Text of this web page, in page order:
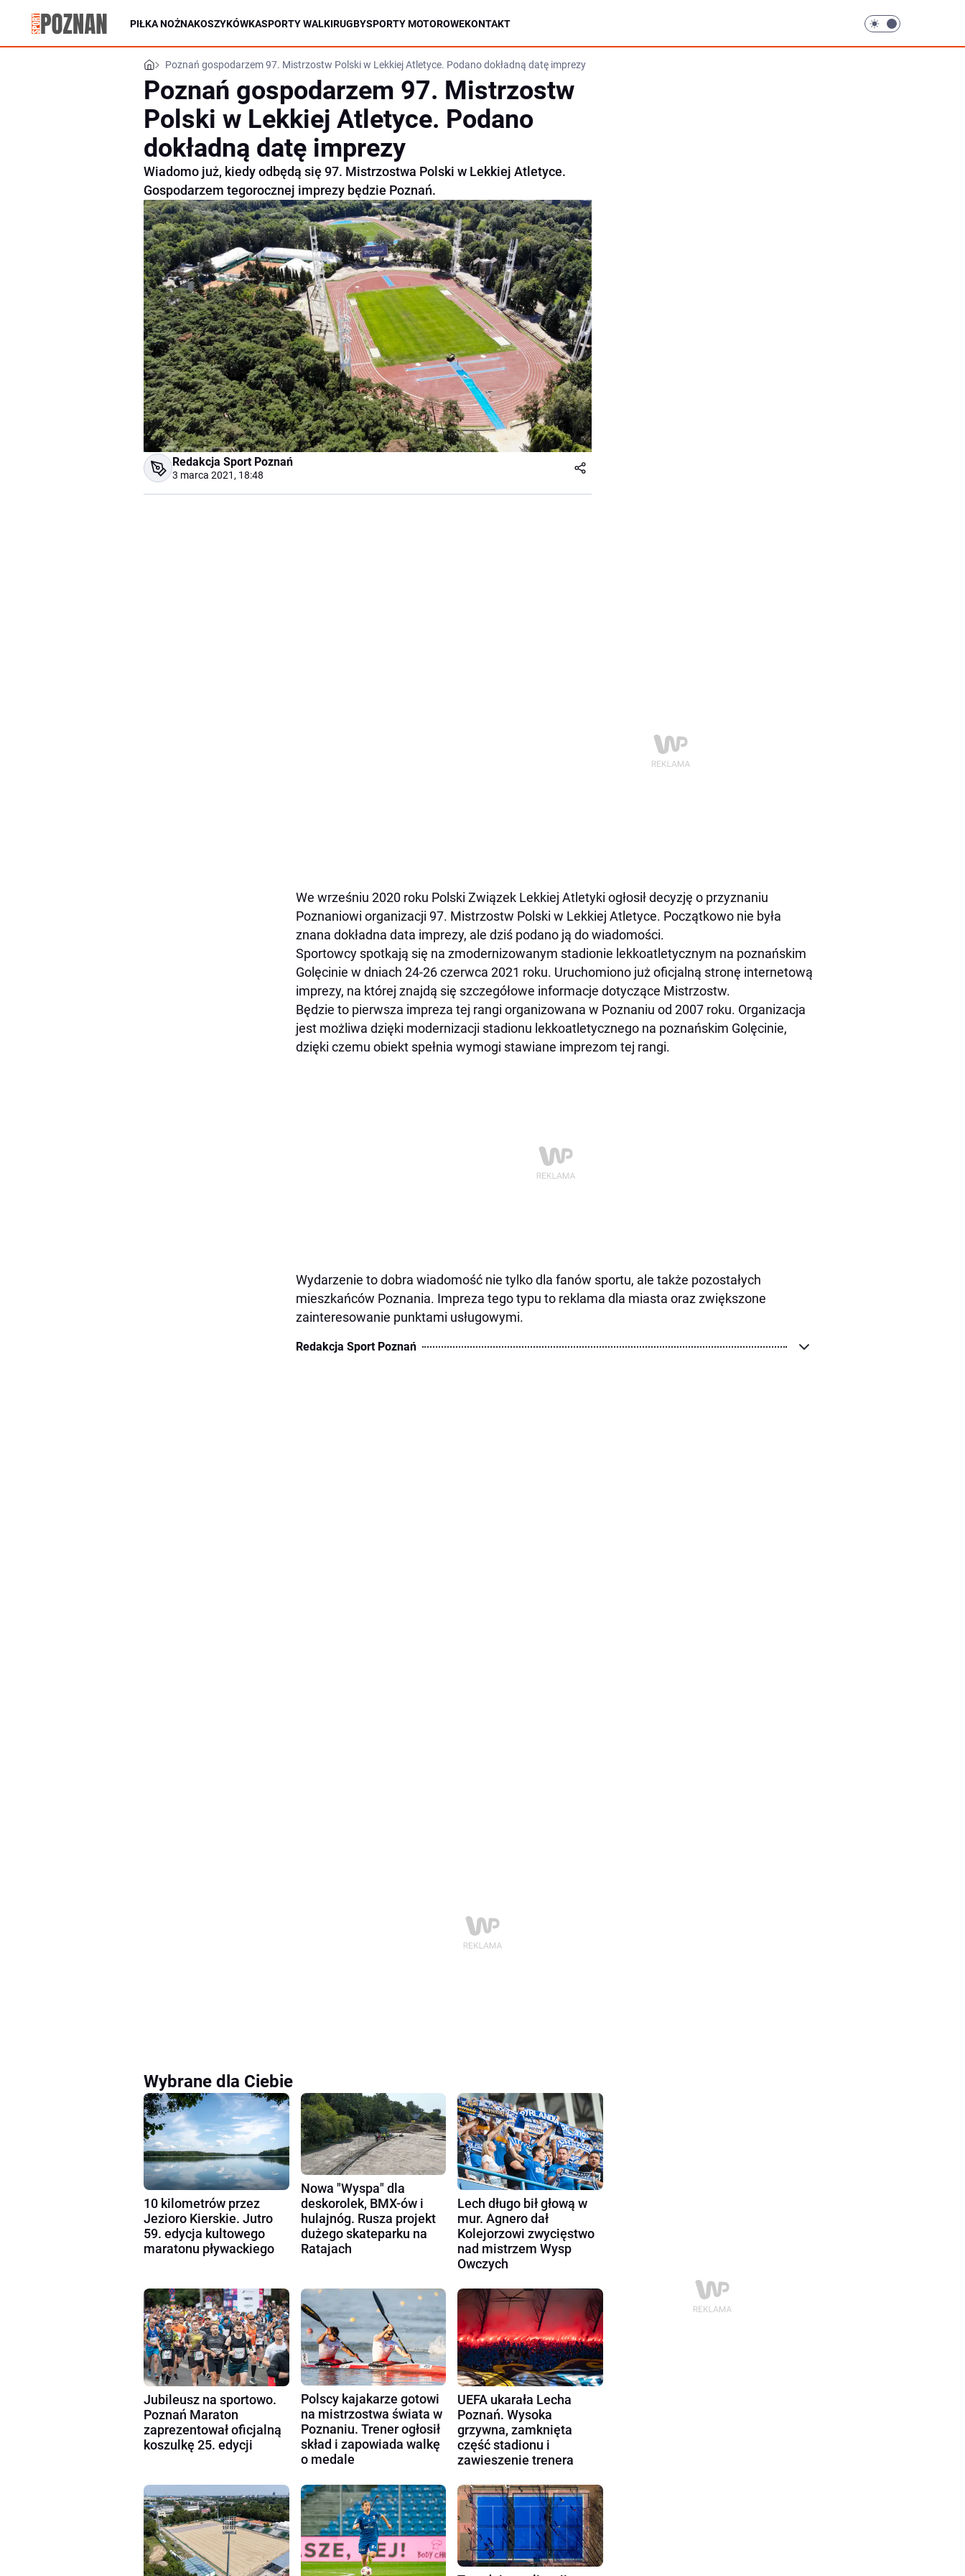
PIŁKA NOŻNAKOSZYKÓWKASPORTY WALKIRUGBYSPORTY MOTOROWEKONTAKT
Poznań gospodarzem 97. Mistrzostw Polski w Lekkiej Atletyce. Podano dokładną datę imprezy
Poznań gospodarzem 97. Mistrzostw
Polski w Lekkiej Atletyce. Podano
dokładną datę imprezy
Wiadomo już, kiedy odbędą się 97. Mistrzostwa Polski w Lekkiej Atletyce.
Gospodarzem tegorocznej imprezy będzie Poznań.
Redakcja Sport Poznań
3 marca 2021, 18:48
We wrześniu 2020 roku Polski Związek Lekkiej Atletyki ogłosił decyzję o przyznaniu
Poznaniowi organizacji 97. Mistrzostw Polski w Lekkiej Atletyce. Początkowo nie była
znana dokładna data imprezy, ale dziś podano ją do wiadomości.
Sportowcy spotkają się na zmodernizowanym stadionie lekkoatletycznym na poznańskim
Golęcinie w dniach 24-26 czerwca 2021 roku. Uruchomiono już oficjalną stronę internetową
imprezy, na której znajdą się szczegółowe informacje dotyczące Mistrzostw.
Będzie to pierwsza impreza tej rangi organizowana w Poznaniu od 2007 roku. Organizacja
jest możliwa dzięki modernizacji stadionu lekkoatletycznego na poznańskim Golęcinie,
dzięki czemu obiekt spełnia wymogi stawiane imprezom tej rangi.
Wydarzenie to dobra wiadomość nie tylko dla fanów sportu, ale także pozostałych
mieszkańców Poznania. Impreza tego typu to reklama dla miasta oraz zwiększone
zainteresowanie punktami usługowymi.
Redakcja Sport Poznań
Wybrane dla Ciebie
10 kilometrów przez
Jezioro Kierskie. Jutro
59. edycja kultowego
maratonu pływackiego
Nowa "Wyspa" dla
deskorolek, BMX-ów i
hulajnóg. Rusza projekt
dużego skateparku na
Ratajach
Lech długo bił głową w
mur. Agnero dał
Kolejorzowi zwycięstwo
nad mistrzem Wysp
Owczych
Jubileusz na sportowo.
Poznań Maraton
zaprezentował oficjalną
koszulkę 25. edycji
Polscy kajakarze gotowi
na mistrzostwa świata w
Poznaniu. Trener ogłosił
skład i zapowiada walkę
o medale
UEFA ukarała Lecha
Poznań. Wysoka
grzywna, zamknięta
część stadionu i
zawieszenie trenera